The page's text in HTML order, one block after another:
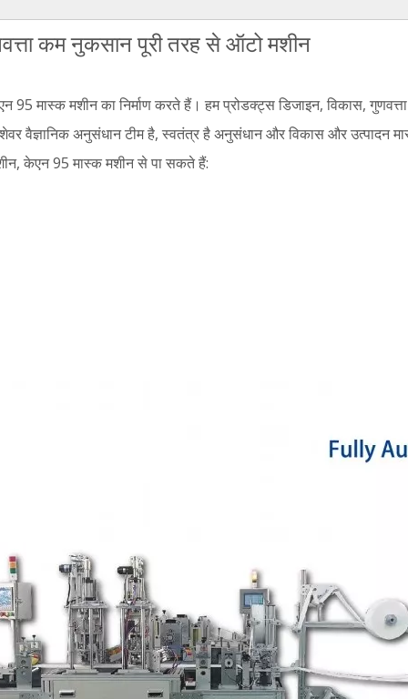
कम नुकसान पूरी तरह से ऑटो मशीन
95 मास्क मशीन का निर्माण करते हैं। हम प्रोडक्ट्स डिजाइन, विकास,
वैज्ञानिक अनुसंधान टीम है, स्वतंत्र है अनुसंधान और विकास और उत्पादन
केएन 95 मास्क मशीन से पा सकते हैं: